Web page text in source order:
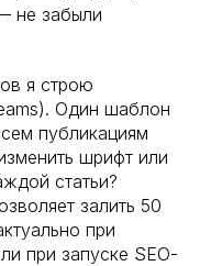
не забыли
я строю
Один шаблон
публикациям
шрифт или
статьи?
залить 50
при
при запуске SEO-